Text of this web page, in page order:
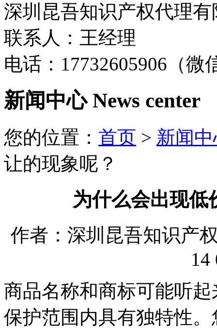
深圳昆吾知识产权代理有
联系人：王经理
电话：17732605906（微
新闻中心News center
您的位置： 首页 > 新闻
让的现象呢？
为什么会出现低
作者：深圳昆吾知识产
14
商品名称和商标可能听
保护范围内具有独特性